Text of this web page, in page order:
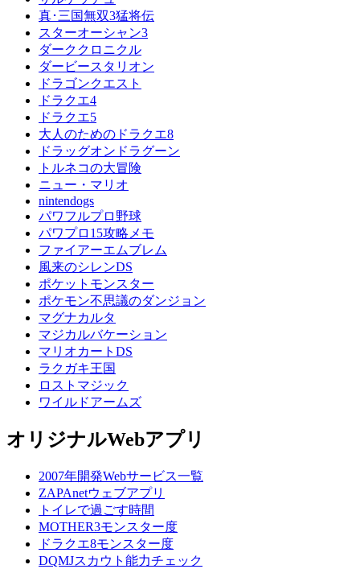
真･三国無双3猛将伝
スターオーシャン3
ダーククロニクル
ダービースタリオン
ドラゴンクエスト
ドラクエ4
ドラクエ5
大人のためのドラクエ8
ドラッグオンドラグーン
トルネコの大冒険
ニュー・マリオ
nintendogs
パワフルプロ野球
パワプロ15攻略メモ
ファイアーエムブレム
風来のシレンDS
ポケットモンスター
ポケモン不思議のダンジョン
マグナカルタ
マジカルバケーション
マリオカートDS
ラクガキ王国
ロストマジック
ワイルドアームズ
オリジナルWebアプリ
2007年開発Webサービス一覧
ZAPAnetウェブアプリ
トイレで過ごす時間
MOTHER3モンスター度
ドラクエ8モンスター度
DQMJスカウト能力チェック